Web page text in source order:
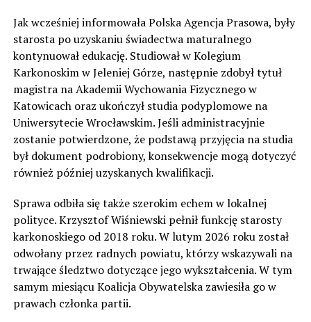
Jak wcześniej informowała Polska Agencja Prasowa, były
starosta po uzyskaniu świadectwa maturalnego
kontynuował edukację. Studiował w Kolegium
Karkonoskim w Jeleniej Górze, następnie zdobył tytuł
magistra na Akademii Wychowania Fizycznego w
Katowicach oraz ukończył studia podyplomowe na
Uniwersytecie Wrocławskim. Jeśli administracyjnie
zostanie potwierdzone, że podstawą przyjęcia na studia
był dokument podrobiony, konsekwencje mogą dotyczyć
również później uzyskanych kwalifikacji.
Sprawa odbiła się także szerokim echem w lokalnej
polityce. Krzysztof Wiśniewski pełnił funkcję starosty
karkonoskiego od 2018 roku. W lutym 2026 roku został
odwołany przez radnych powiatu, którzy wskazywali na
trwające śledztwo dotyczące jego wykształcenia. W tym
samym miesiącu Koalicja Obywatelska zawiesiła go w
prawach członka partii.